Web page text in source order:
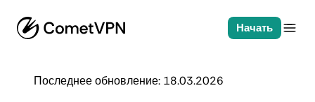
Начать
Последнее обновление: 18.03.2026